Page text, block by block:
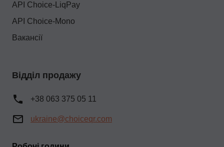
API Choice-LiqPay
API Choice-Mono
Вакансії
Відділ продажу
+38 063 375 05 11
ukraine@choiceqr.com